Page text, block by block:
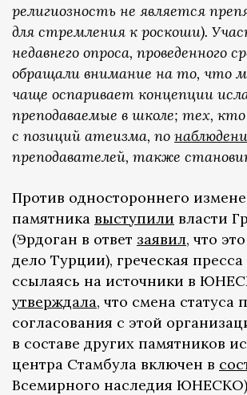
религиозность не является
для стремления к роскоши).
недавнего опроса, проведенного
обращали внимание на то, что
чаще оспаривает концепции
преподаваемые в школе; тех,
с позиций атеизма, по
преподавателей, также
Против одностороннего
памятника выступили власти
(Эрдоган в ответ заявил, что
дело Турции), греческая пресса
ссылаясь на источники в
утверждала, что смена статуса
согласования с этой
в составе других памятников
центра Стамбула включен в
Всемирного наследия